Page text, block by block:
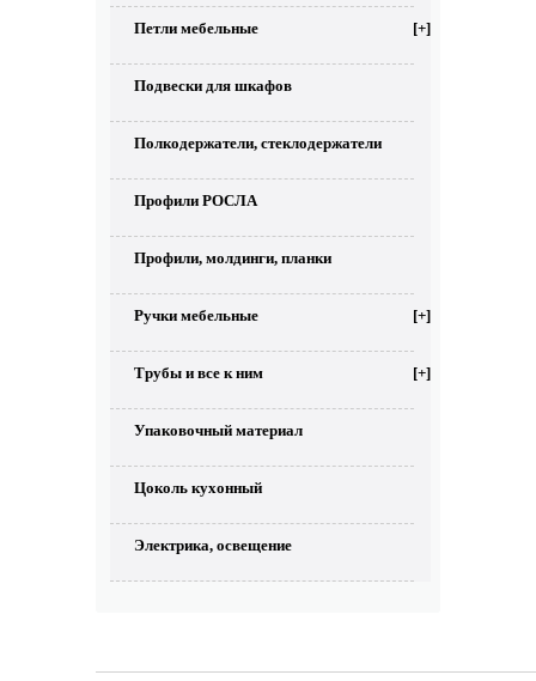
Петли мебельные [+]
Подвески для шкафов
Полкодержатели, стеклодержатели
Профили РОСЛА
Профили, молдинги, планки
Ручки мебельные [+]
Трубы и все к ним [+]
Упаковочный материал
Цоколь кухонный
Электрика, освещение